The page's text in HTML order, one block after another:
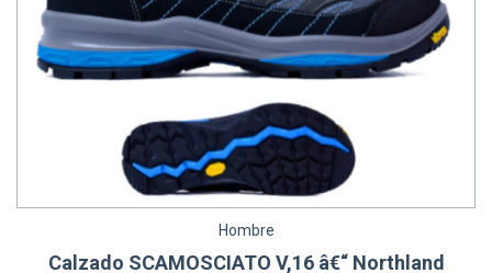
Hombre
Calzado SCAMOSCIATO V,16 â€“ Northland